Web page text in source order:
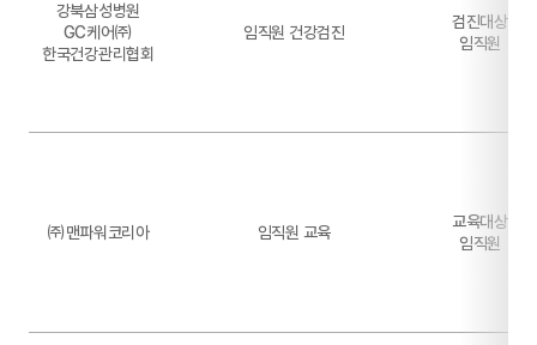
강북삼성병원
GC케어㈜
한국건강관리협회
임직원 건강검진
검진대상
임직원
㈜맨파워코리아 임직원 교육
교육대상
임직원